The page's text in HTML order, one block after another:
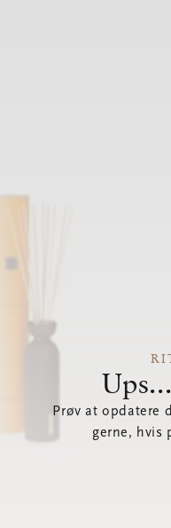
Prøv at opdatere
gerne, hvis